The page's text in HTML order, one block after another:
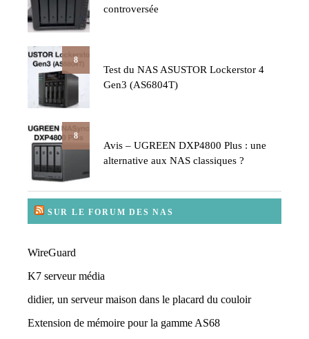
controversée
8
Test du NAS ASUSTOR Lockerstor 4
Gen3 (AS6804T)
8
Avis – UGREEN DXP4800 Plus : une
alternative aux NAS classiques ?
SUR LE FORUM DES NAS
WireGuard
K7 serveur média
didier, un serveur maison dans le placard du couloir
Extension de mémoire pour la gamme AS68